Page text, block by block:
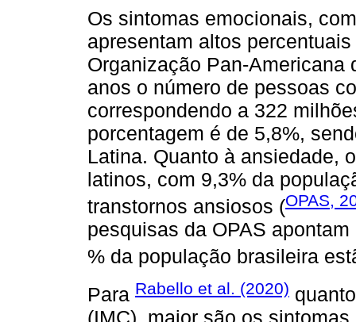
Os sintomas emocionais,
apresentam altos
Organização Pan-Americana
anos o número de pessoas
correspondendo a 322
porcentagem é de 5,8%,
Latina. Quanto à ansiedade,
latinos, com 9,3% da
transtornos ansiosos (OPAS,
pesquisas da OPAS
% da população brasileira
Para Rabello et al. (2020)
(IMC), maior são os